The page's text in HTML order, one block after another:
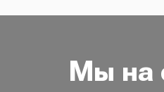
Мы на